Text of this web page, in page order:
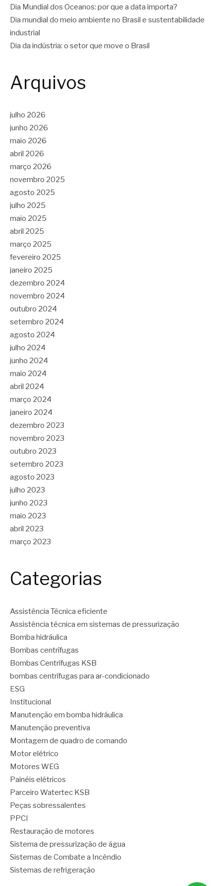
Dia Mundial dos Oceanos: por que a data importa?
Dia mundial do meio ambiente no Brasil e sustentabilidade
industrial
Dia da indústria: o setor que move o Brasil
Arquivos
julho 2026
junho 2026
maio 2026
abril 2026
março 2026
novembro 2025
agosto 2025
julho 2025
maio 2025
abril 2025
março 2025
fevereiro 2025
janeiro 2025
dezembro 2024
novembro 2024
outubro 2024
setembro 2024
agosto 2024
julho 2024
junho 2024
maio 2024
abril 2024
março 2024
janeiro 2024
dezembro 2023
novembro 2023
outubro 2023
setembro 2023
agosto 2023
julho 2023
junho 2023
maio 2023
abril 2023
março 2023
Categorias
Assistência Técnica eficiente
Assistência técnica em sistemas de pressurização
Bomba hidráulica
Bombas centrífugas
Bombas Centrífugas KSB
bombas centrífugas para ar-condicionado
ESG
Institucional
Manutenção em bomba hidráulica
Manutenção preventiva
Montagem de quadro de comando
Motor elétrico
Motores WEG
Painéis elétricos
Parceiro Watertec KSB
Peças sobressalentes
PPCI
Restauração de motores
Sistema de pressurização de água
Sistemas de Combate a Incêndio
Sistemas de refrigeração